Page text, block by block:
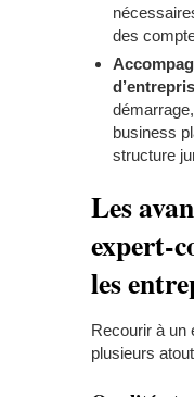
des
business
structure
Les
expert-
les
Recourir à un
plusieurs